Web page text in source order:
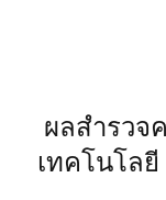
ผลสำรวจ
เทคโนโล